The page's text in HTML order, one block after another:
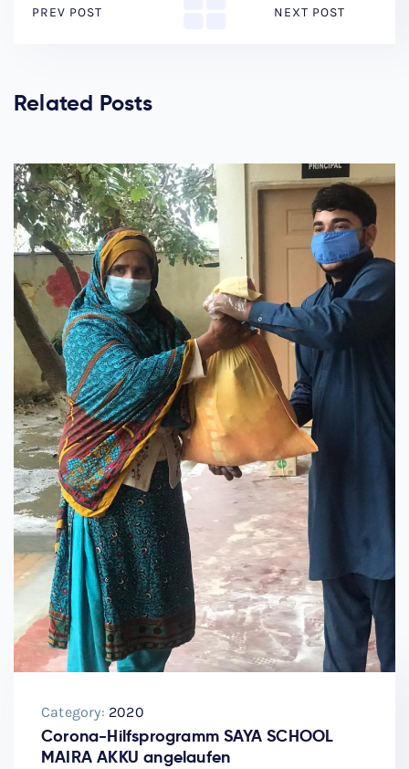
PREV POST NEXT POST
Related Posts
Category: 2020
Corona-Hilfsprogramm SAYA SCHOOL
MAIRA AKKU angelaufen